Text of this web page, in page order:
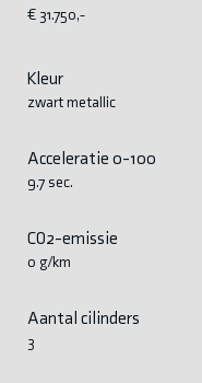
€ 31.750,-
Kleur
zwart metallic
Acceleratie 0-100
9.7 sec.
CO2-emissie
0 g/km
Aantal cilinders
3